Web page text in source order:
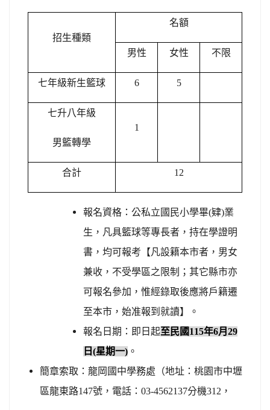
招生種類
名額
男性 女性 不限
七年級新生籃球 6 5
七升八年級
男籃轉學
1
合計 12
報名資格：公私立國民小學畢(肄)業
生，凡具籃球等專長者，持在學證明
書，均可報考【凡設籍本市者，男女
兼收，不受學區之限制；其它縣市亦
可報名參加，惟經錄取後應將戶籍遷
至本市，始准報到就讀】。
報名日期：即日起至民國115年6月 29
日 (星期一) 。
簡章索取：龍岡國中學務處（地址：桃園市中壢
區龍東路147號，電話： 03-4562137分機312 ，